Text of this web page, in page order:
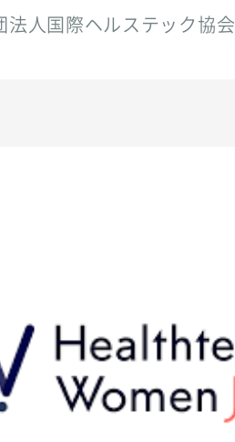
法人国際ヘルステック協会